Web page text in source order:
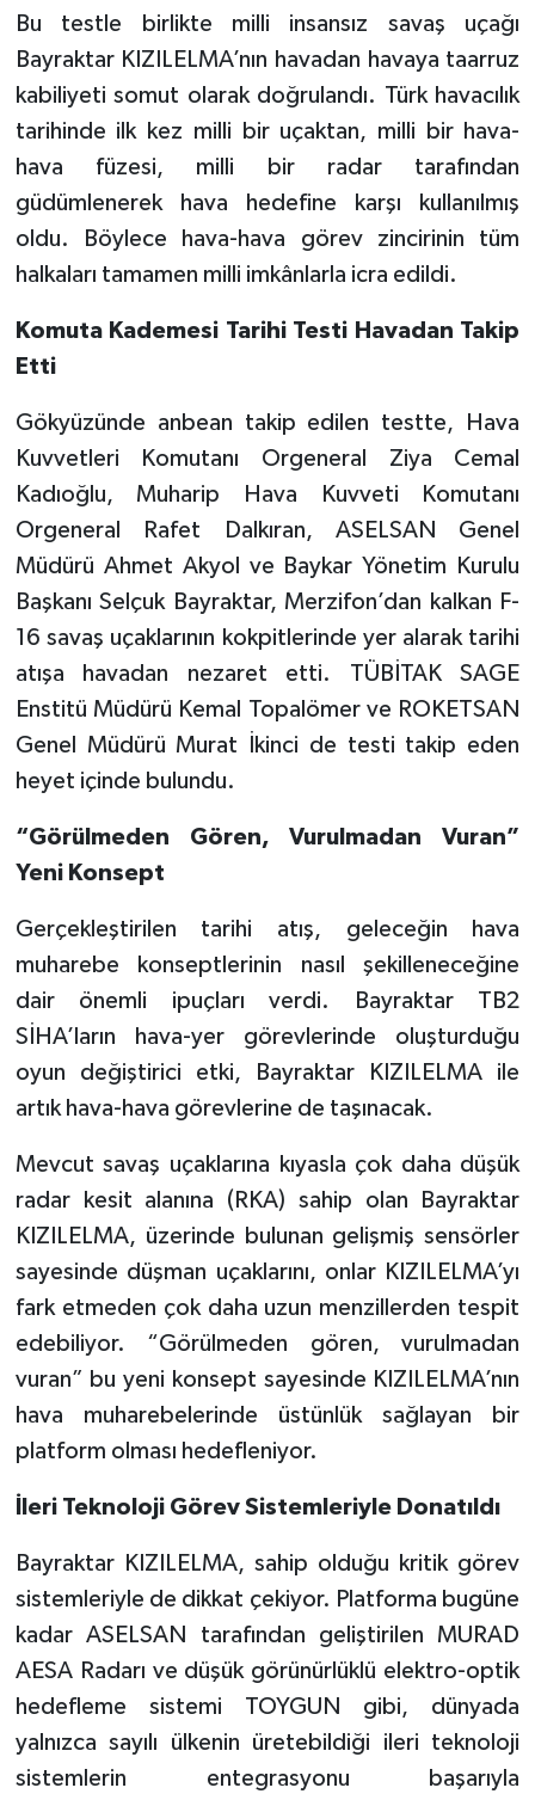
Bu testle birlikte milli insansız savaş uçağı
Bayraktar KIZILELMA’nın havadan havaya taarruz
kabiliyeti somut olarak doğrulandı. Türk havacılık
tarihinde ilk kez milli bir uçaktan, milli bir hava-
hava füzesi, milli bir radar tarafından
güdümlenerek hava hedefine karşı kullanılmış
oldu. Böylece hava-hava görev zincirinin tüm
halkaları tamamen milli imkânlarla icra edildi.
Komuta Kademesi Tarihi Testi Havadan Takip
Etti
Gökyüzünde anbean takip edilen testte, Hava
Kuvvetleri Komutanı Orgeneral Ziya Cemal
Kadıoğlu, Muharip Hava Kuvveti Komutanı
Orgeneral Rafet Dalkıran, ASELSAN Genel
Müdürü Ahmet Akyol ve Baykar Yönetim Kurulu
Başkanı Selçuk Bayraktar, Merzifon’dan kalkan F-
16 savaş uçaklarının kokpitlerinde yer alarak tarihi
atışa havadan nezaret etti. TÜBİTAK SAGE
Enstitü Müdürü Kemal Topalömer ve ROKETSAN
Genel Müdürü Murat İkinci de testi takip eden
heyet içinde bulundu.
“Görülmeden Gören, Vurulmadan Vuran”
Yeni Konsept
Gerçekleştirilen tarihi atış, geleceğin hava
muharebe konseptlerinin nasıl şekilleneceğine
dair önemli ipuçları verdi. Bayraktar TB2
SİHA’ların hava-yer görevlerinde oluşturduğu
oyun değiştirici etki, Bayraktar KIZILELMA ile
artık hava-hava görevlerine de taşınacak.
Mevcut savaş uçaklarına kıyasla çok daha düşük
radar kesit alanına (RKA) sahip olan Bayraktar
KIZILELMA, üzerinde bulunan gelişmiş sensörler
sayesinde düşman uçaklarını, onlar KIZILELMA’yı
fark etmeden çok daha uzun menzillerden tespit
edebiliyor. “Görülmeden gören, vurulmadan
vuran” bu yeni konsept sayesinde KIZILELMA’nın
hava muharebelerinde üstünlük sağlayan bir
platform olması hedefleniyor.
İleri Teknoloji Görev Sistemleriyle Donatıldı
Bayraktar KIZILELMA, sahip olduğu kritik görev
sistemleriyle de dikkat çekiyor. Platforma bugüne
kadar ASELSAN tarafından geliştirilen MURAD
AESA Radarı ve düşük görünürlüklü elektro-optik
hedefleme sistemi TOYGUN gibi, dünyada
yalnızca sayılı ülkenin üretebildiği ileri teknoloji
sistemlerin entegrasyonu başarıyla